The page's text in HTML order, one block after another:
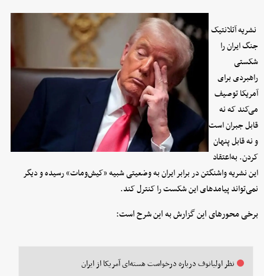
نشریه آتلانتیک
جنگ ایران را
شکستی
راهبردی برای
آمریکا توصیف
می‌کند که نه
قابل جبران است
و نه قابل پنهان
کردن. به‌اعتقاد
این نشریه واشنگتن در برابر ایران به وضعیتی شبیه «کیش‌ومات» رسیده و دیگر
نمی‌تواند پیامدهای این شکست را کنترل کند.
برخی محورهای این گزارش به این شرح است:
نظر اولیانوف درباره درخواست هسته‌ای آمریکا از ایران